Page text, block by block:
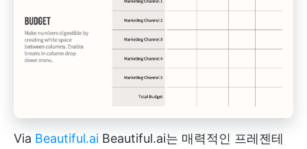
Via Beautiful.ai Beautiful.ai는 매력적인 프레젠테